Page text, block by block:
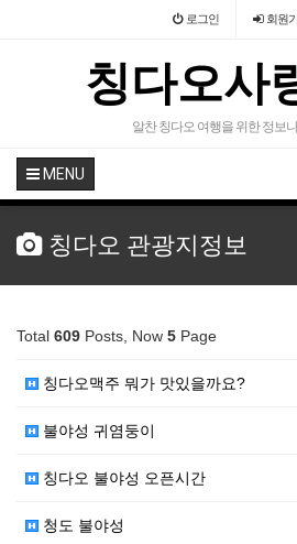
로그인 회원
칭다오사
알찬 칭다오 여행을 위한 정보
MENU
칭다오 관광지정보
Total 609 Posts, Now 5 Page
칭다오맥주 뭐가 맛있을까요?
불야성 귀염둥이
칭다오 불야성 오픈시간
청도 불야성